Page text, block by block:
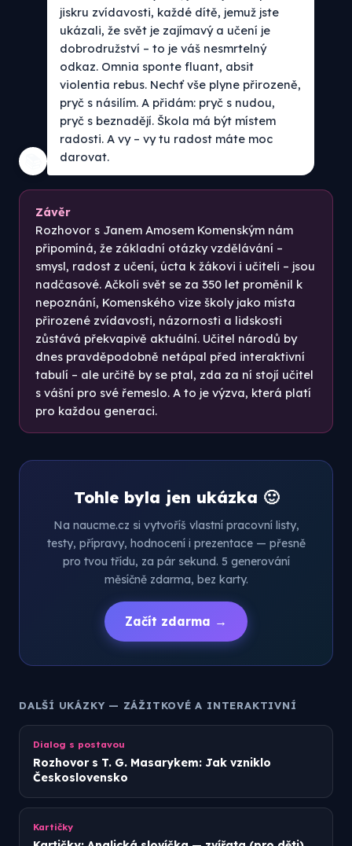
jiskru zvídavosti, každé dítě, jemuž jste
ukázali, že svět je zajímavý a učení je
dobrodružství – to je váš nesmrtelný
odkaz. Omnia sponte fluant, absit
violentia rebus. Nechť vše plyne přirozeně,
pryč s násilím. A přidám: pryč s nudou,
pryč s beznadějí. Škola má být místem
radosti. A vy – vy tu radost máte moc
darovat.
Závěr
Rozhovor s Janem Amosem Komenským nám
připomíná, že základní otázky vzdělávání –
smysl, radost z učení, úcta k žákovi i učiteli – jsou
nadčasové. Ačkoli svět se za 350 let proměnil k
nepoznání, Komenského vize školy jako místa
přirozené zvídavosti, názornosti a lidskosti
zůstává překvapivě aktuální. Učitel národů by
dnes pravděpodobně netápal před interaktivní
tabulí – ale určitě by se ptal, zda za ní stojí učitel
s vášní pro své řemeslo. A to je výzva, která platí
pro každou generaci.
Tohle byla jen ukázka 🙂
Na naucme.cz si vytvoříš vlastní pracovní listy,
testy, přípravy, hodnocení i prezentace — přesně
pro tvou třídu, za pár sekund. 5 generování
měsíčně zdarma, bez karty.
Začít zdarma →
DALŠÍ UKÁZKY — ZÁŽITKOVÉ A INTERAKTIVNÍ
Dialog s postavou
Rozhovor s T. G. Masarykem: Jak vzniklo
Československo
Kartičky